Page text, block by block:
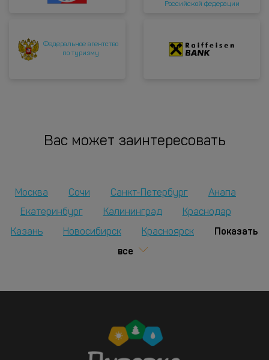
Российской федерации
Федеральное агентство
по туризму
Вас может заинтересовать
Москва Сочи Санкт-Петербург
Анапа
Екатеринбург
Калининград Краснодар
Казань Новосибирск Красноярск
Показать
все